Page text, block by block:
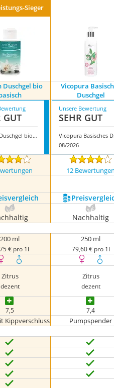
Sieger
Duschgel bio
Vicopura
Duschgel
GUT
Airasun Duschgel bio basisch
Unsere Bewertung
SEHR GUT
08/2026
12 Bewertungen
Nachhaltig
200 ml
€ pro 1l
250 ml
79,60 € pro 1l
Zitrus
dezent
Zitrus
dezent
7,5 7,4
Kippverschluss Pumpspender